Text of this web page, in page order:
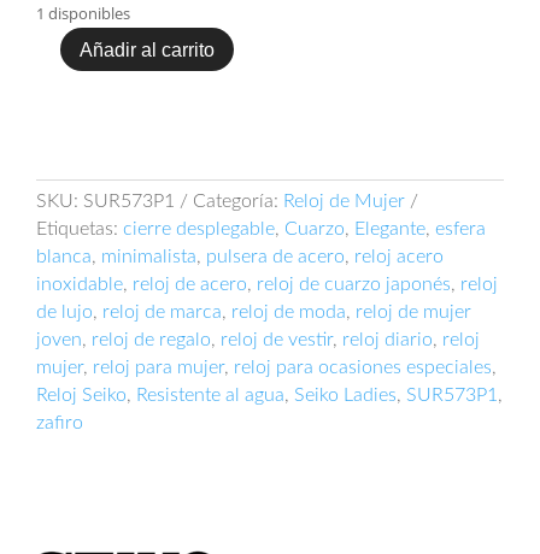
1 disponibles
Reloj
Añadir al carrito
SKU: SUR573P1 Categoría: Reloj de Mujer
Etiquetas: cierre desplegable, Cuarzo, Elegante, esfera
blanca, minimalista, pulsera de acero, reloj acero
inoxidable, reloj de acero, reloj de cuarzo japonés, reloj
de lujo, reloj de marca, reloj de moda, reloj de mujer
joven, reloj de regalo, reloj de vestir, reloj diario, reloj
mujer, reloj para mujer, reloj para ocasiones especiales,
Reloj Seiko, Resistente al agua, Seiko Ladies, SUR573P1,
zafiro